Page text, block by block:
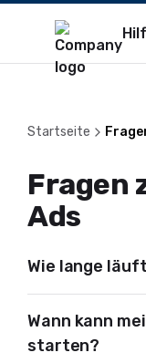
Startseite
Fragen
Ads
Wie lange
Wann kann
starten?